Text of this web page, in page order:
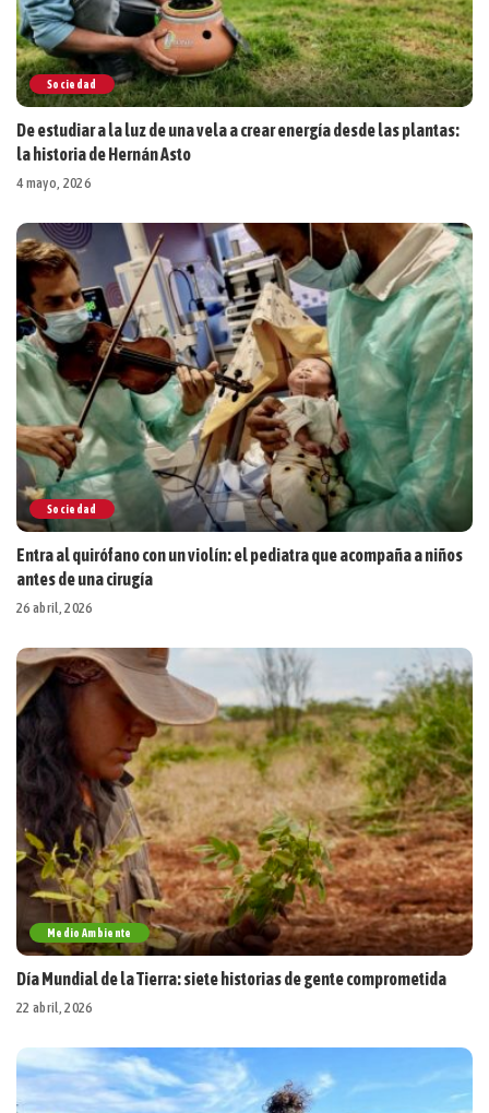
Sociedad
De estudiar a la luz de una vela a crear energía desde las plantas:
la historia de Hernán Asto
4 mayo, 2026
Sociedad
Entra al quirófano con un violín: el pediatra que acompaña a niños
antes de una cirugía
26 abril, 2026
Medio Ambiente
Día Mundial de la Tierra: siete historias de gente comprometida
22 abril, 2026